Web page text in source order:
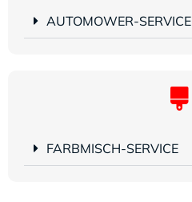
AUTOMOWER-SERVICE
FARBMISCH-SERVICE